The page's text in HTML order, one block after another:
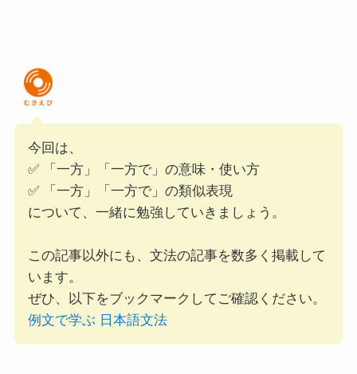
今回は、
✅ 「一方」「一方で」の意味・使い方
✅ 「一方」「一方で」の類似表現
について、一緒に勉強していきましょう。
この記事以外にも、文法の記事を数多く掲載して
います。
ぜひ、以下をブックマークしてご確認ください。
例文で学ぶ 日本語文法